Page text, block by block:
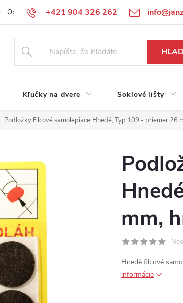
+421 904 326 262
Obchodné podmienky Reklamačné podmienky
Kľučky na dvere Soklové lišty
Podložky Filcové samolepiace Hnedé, Typ 109 - priemer 26
mm,
Hnedé filcové
informácie